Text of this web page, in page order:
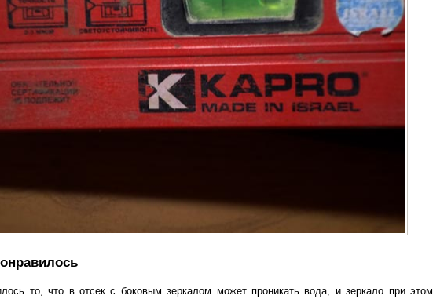
то, что в отсек с боковым зеркалом может проникать вода, и зеркало при этом